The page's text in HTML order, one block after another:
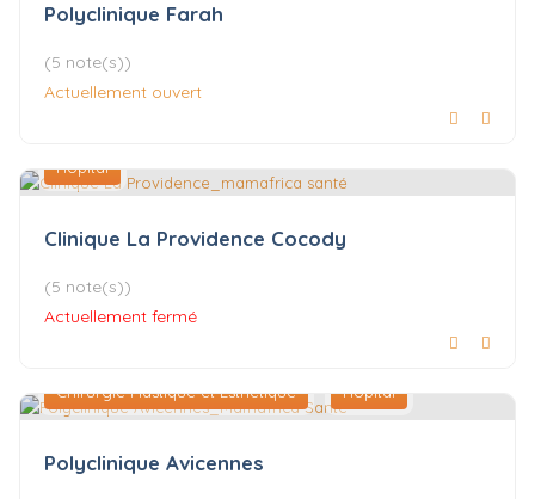
Polyclinique Farah
(5 note(s))
Actuellement ouvert
Hôpital
Clinique La Providence Cocody
(5 note(s))
Actuellement fermé
Chirurgie Plastique et Esthétique Hôpital
Polyclinique Avicennes